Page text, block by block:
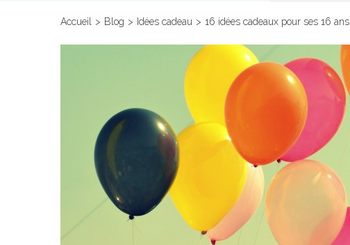
Accueil > Blog > Idées cadeau > 16 idées cadeaux pour ses 16 ans